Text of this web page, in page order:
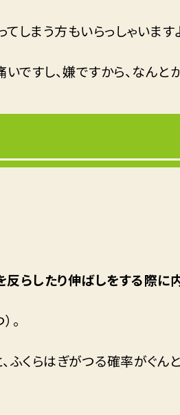
しまう方もいらっしゃいます
ですし、嫌ですから、なんと
したり伸ばしをする際に
。
ふくらはぎがつる確率がぐん